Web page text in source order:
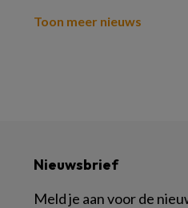
Toon meer nieuws
Nieuwsbrief
Meld je aan voor de